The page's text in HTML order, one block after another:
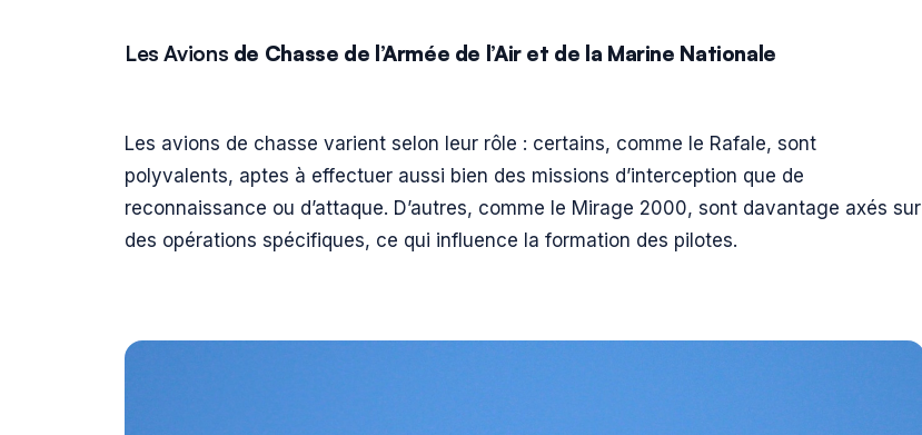
Les Avions de Chasse de l’Armée de l’Air et de la Marine Nationale
Les avions de chasse varient selon leur rôle : certains, comme le Rafale, sont
polyvalents, aptes à effectuer aussi bien des missions d’interception que de
reconnaissance ou d’attaque. D’autres, comme le Mirage 2000, sont davantage axés sur
des opérations spécifiques, ce qui influence la formation des pilotes.